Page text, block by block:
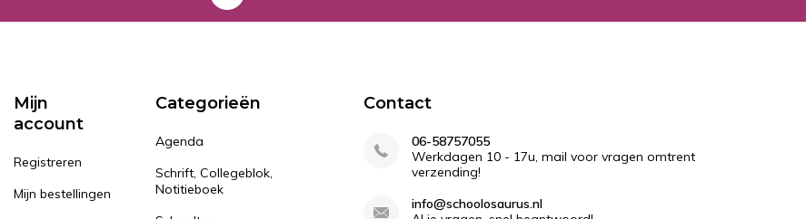
Mijn
account
Registreren
Mijn bestellingen
Categorieën
Agenda
Schrift, Collegeblok,
Notitieboek
Contact
06-58757055
Werkdagen 10 - 17u, mail voor vragen omtrent
verzending!
info@schoolosaurus.nl